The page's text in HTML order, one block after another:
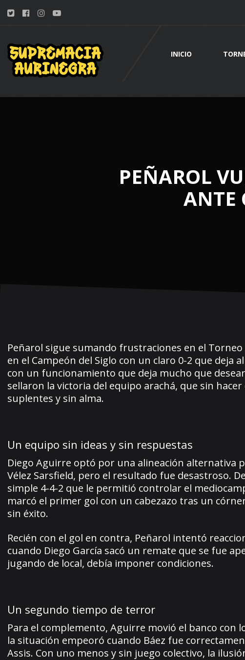
INICIO
PEÑAROL
ANTE
Peñarol sigue sumando frustraciones en el
en el Campeón del Siglo con un claro 0-2 que deja
con un funcionamiento que deja mucho que
sellaron la victoria del equipo arachá, que sin
suplentes y sin alma.
Un equipo sin ideas y sin respuestas
Diego Aguirre optó por una alineación alternativa
Vélez Sarsfield, pero el resultado fue desastroso.
simple 4-4-2 que le permitió controlar el
marcó el primer gol con un cabezazo tras un
sin éxito.
Recién con el gol en contra, Peñarol intentó
cuando Diego García sacó un remate que se fue
jugando de local, debía imponer condiciones.
Un segundo tiempo de terror
Para el complemento, Aguirre movió el banco con
la situación empeoró cuando Báez fue
Assis. Con uno menos y sin juego colectivo, la